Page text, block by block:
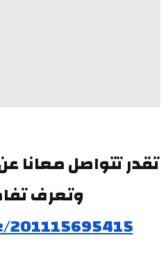
وتعرف